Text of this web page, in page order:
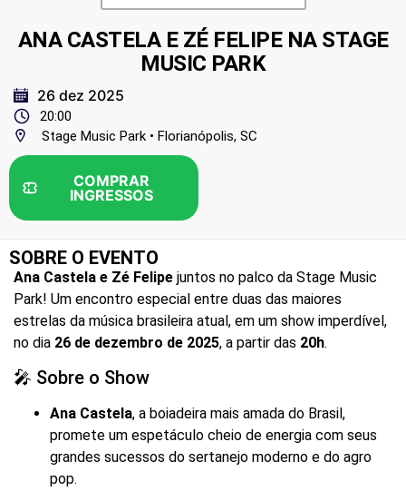
ANA CASTELA E ZÉ FELIPE NA STAGE
MUSIC PARK
26 dez 2025
20:00
Stage Music Park • Florianópolis, SC
COMPRAR
INGRESSOS
SOBRE O EVENTO
Ana Castela e Zé Felipe juntos no palco da Stage Music
Park! Um encontro especial entre duas das maiores
estrelas da música brasileira atual, em um show imperdível,
no dia 26 de dezembro de 2025, a partir das 20h.
🎤 Sobre o Show
Ana Castela, a boiadeira mais amada do Brasil,
promete um espetáculo cheio de energia com seus
grandes sucessos do sertanejo moderno e do agro
pop.